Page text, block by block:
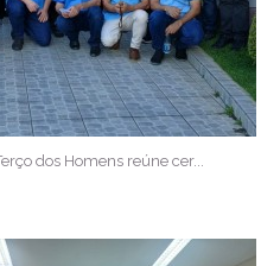
dos Homens reúne cer...